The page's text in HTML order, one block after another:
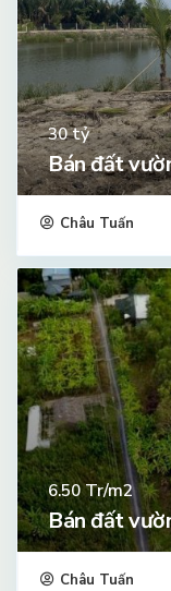
30tỷ
Bán đất
Châu Tuấn
6.50Tr/m2
Bán đất
Châu Tuấn